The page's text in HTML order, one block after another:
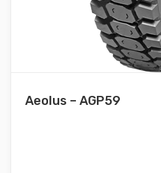
Aeolus – AGP59